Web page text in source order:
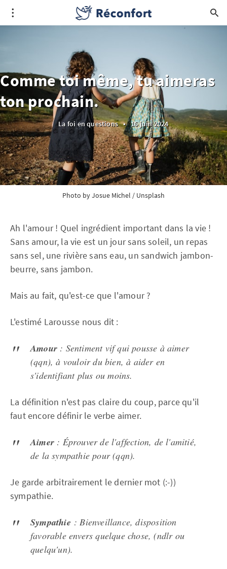
Comme toi même, tu aimeras
ton prochain.
La foi en questions • 16 juin 2024
Photo by Josue Michel / Unsplash
Ah l'amour ! Quel ingrédient important dans la vie !
Sans amour, la vie est un jour sans soleil, un repas
sans sel, une rivière sans eau, un sandwich jambon-
beurre, sans jambon.
Mais au fait, qu'est-ce que l'amour ?
L'estimé Larousse nous dit :
Amour : Sentiment vif qui pousse à aimer
(qqn), à vouloir du bien, à aider en
s'identifiant plus ou moins.
La définition n'est pas claire du coup, parce qu'il
faut encore définir le verbe aimer.
Aimer : Éprouver de l'affection, de l'amitié,
de la sympathie pour (qqn).
Je garde arbitrairement le dernier mot (:-))
sympathie.
Sympathie : Bienveillance, disposition
favorable envers quelque chose, (ndlr ou
quelqu'un).